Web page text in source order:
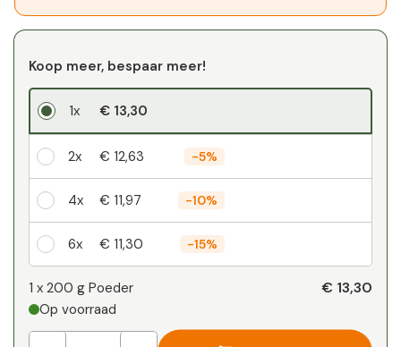
Koop meer, bespaar meer!
1x € 13,30
2x € 12,63 -5%
4x € 11,97 -10%
6x € 11,30 -15%
1x € 0,00
1 x 200 g Poeder
Op voorraad
€ 13,30